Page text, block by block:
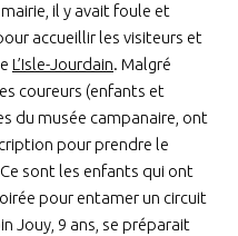
il y avait foule et
accueillir les visiteurs et
L’Isle-Jourdain. Malgré
coureurs (enfants et
du musée campanaire, ont
pour prendre le
sont les enfants qui ont
pour entamer un circuit
Jouy, 9 ans, se préparait